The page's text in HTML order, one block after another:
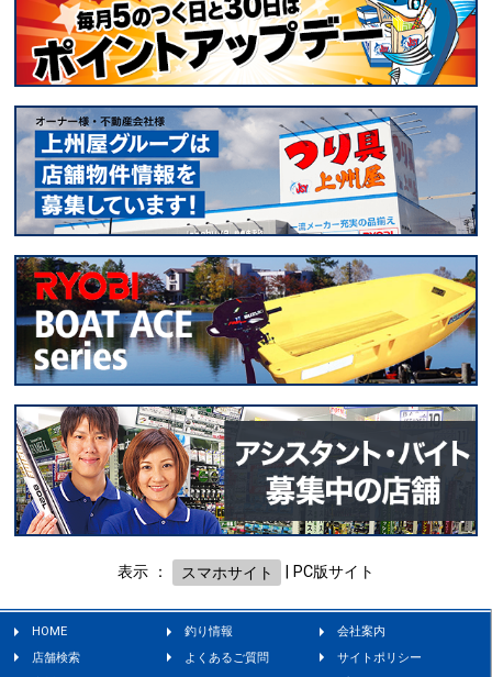
表示 ： スマホサイト PC版サイト
HOME 釣り情報
会社案内
店舗検索
よくあるご質問
サイトポリシー